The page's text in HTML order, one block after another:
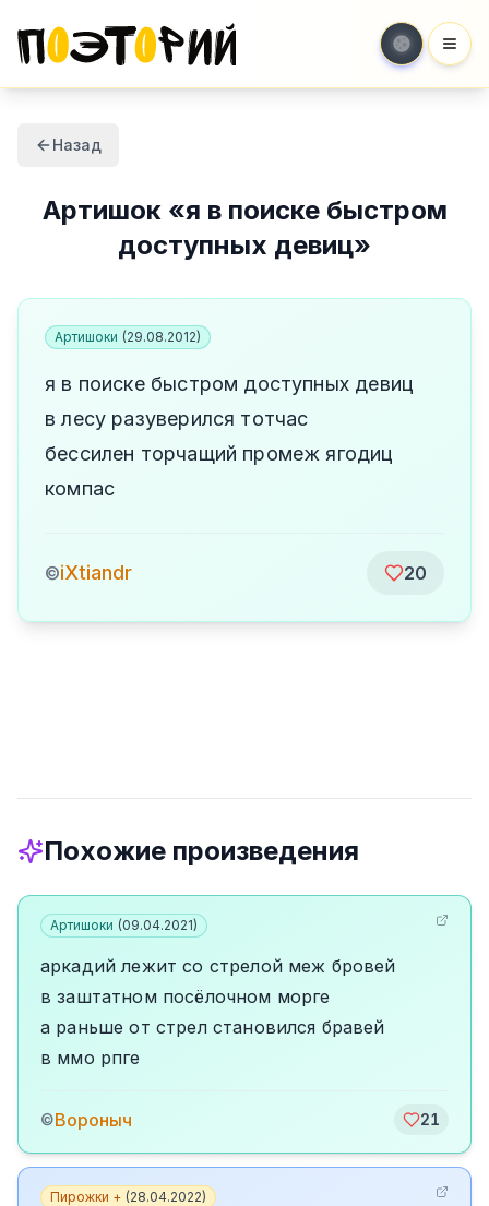
Назад
Артишок«я в поиске быстром
доступных девиц»
Артишоки (29.08.2012)
я в поиске быстром доступных девиц
в лесу разуверился тотчас
бессилен торчащий промеж ягодиц
компас
©iXtiandr 20
Похожие произведения
Артишоки (09.04.2021)
аркадий лежит со стрелой меж бровей
в заштатном посёлочном морге
а раньше от стрел становился бравей
в ммо рпге
©Вороныч 21
Пирожки + (28.04.2022)